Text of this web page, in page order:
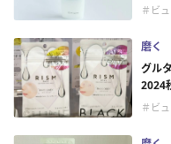
＃ビ
磨く
グル
2024
＃ビ